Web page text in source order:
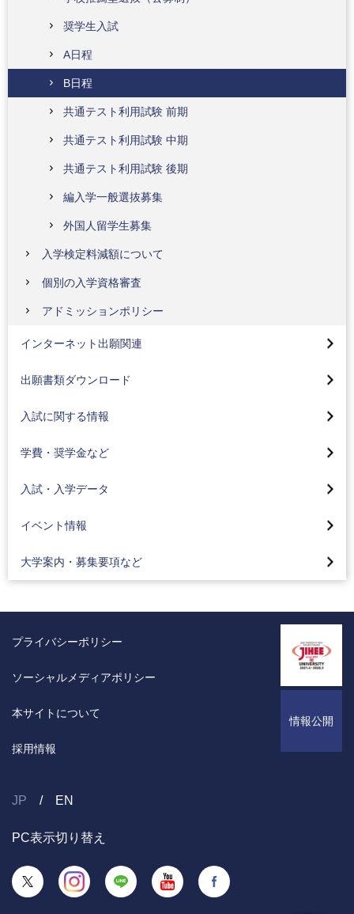
奨学生入試
A日程
B日程
共通テスト利用試験 前期
共通テスト利用試験 中期
共通テスト利用試験 後期
編入学一般選抜募集
外国人留学生募集
入学検定料減額について
個別の入学資格審査
アドミッションポリシー
インターネット出願関連
出願書類ダウンロード
学校推薦型選抜(公募制)
学校推薦型選抜(指定校)
高校コード検索
入試に関する情報
学費・奨学金など
教育ローンについて
卒業生御子息等入学金免除制度
入試・入学データ
2023年度入試結果
2022年度入試結果
2021年度入試結果
イベント情報
（工科大ナビ）
オープンキャンパス・入試説明会
大学案内・募集要項など
入試・入学相談フォーム
情報公開
プライバシーポリシー
ソーシャルメディアポリシー
本サイトについて
採用情報
JP EN
PC表示切り替え